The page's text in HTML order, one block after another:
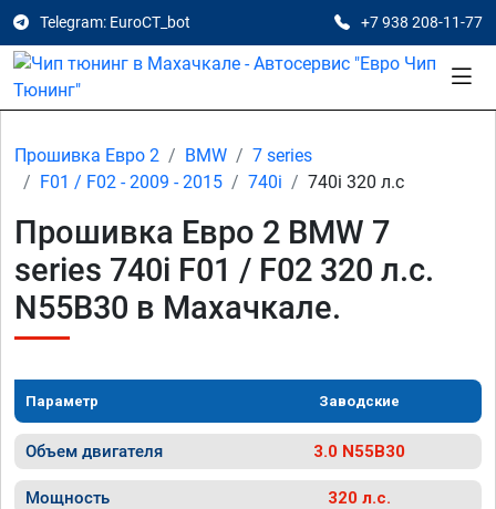
Telegram: EuroCT_bot +7 938 208-11-77
Прошивка Евро 2 BMW
7 series
F01 / F02 - 2009 - 2015
740i 740i 320 л.с
Прошивка Евро 2 BMW 7
series 740i F01 / F02 320 л.с.
N55B30 в Махачкале.
Параметр Заводские
Объем двигателя 3.0 N55B30
Мощность 320 л.с.